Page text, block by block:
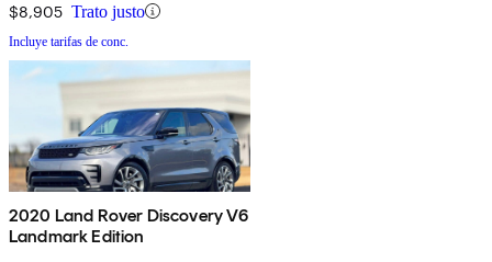
$8,905 Trato justo
Incluye tarifas de conc.
2020 Land Rover Discovery V6
Landmark Edition